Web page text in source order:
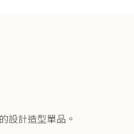
設計造型單品。